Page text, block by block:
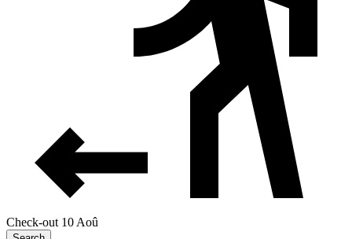
Check-out 10 Aoû